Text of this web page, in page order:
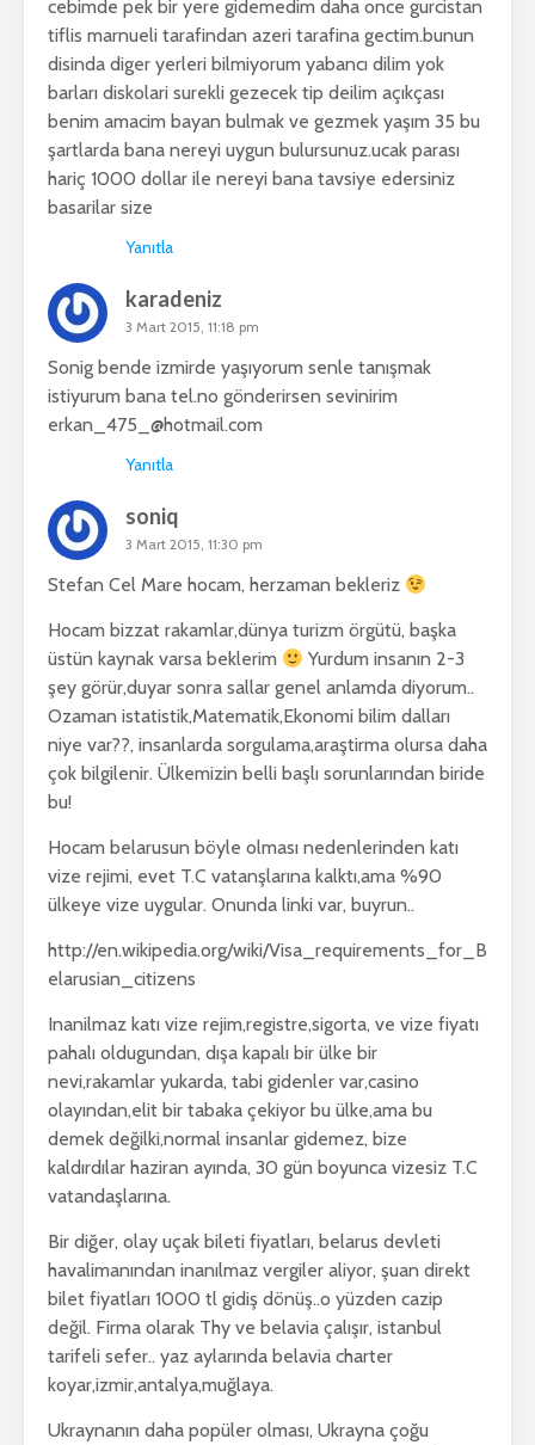
cebimde pek bir yere gidemedim daha once gurcistan
tiflis marnueli tarafindan azeri tarafina gectim.bunun
disinda diger yerleri bilmiyorum yabancı dilim yok
barları diskolari surekli gezecek tip deilim açıkçası
benim amacim bayan bulmak ve gezmek yaşım 35 bu
şartlarda bana nereyi uygun bulursunuz.ucak parası
hariç 1000 dollar ile nereyi bana tavsiye edersiniz
basarilar size
Yanıtla
karadeniz
3 Mart 2015, 11:18 pm
Sonig bende izmirde yaşıyorum senle tanışmak
istiyurum bana tel.no gönderirsen sevinirim
erkan_475_@hotmail.com
Yanıtla
soniq
3 Mart 2015, 11:30 pm
Stefan Cel Mare hocam, herzaman bekleriz
Hocam bizzat rakamlar,dünya turizm örgütü, başka
üstün kaynak varsa beklerim
Yurdum insanın 2-3
şey görür,duyar sonra sallar genel anlamda diyorum..
Ozaman istatistik,Matematik,Ekonomi bilim dalları
niye var??, insanlarda sorgulama,araştirma olursa daha
çok bilgilenir. Ülkemizin belli başlı sorunlarından biride
bu!
Hocam belarusun böyle olması nedenlerinden katı
vize rejimi, evet T.C vatanşlarına kalktı,ama %90
ülkeye vize uygular. Onunda linki var, buyrun..
http://en.wikipedia.org/wiki/Visa_requirements_for_B
elarusian_citizens
Inanilmaz katı vize rejim,registre,sigorta, ve vize fiyatı
pahalı oldugundan, dışa kapalı bir ülke bir
nevi,rakamlar yukarda, tabi gidenler var,casino
olayından,elit bir tabaka çekiyor bu ülke,ama bu
demek değilki,normal insanlar gidemez, bize
kaldırdılar haziran ayında, 30 gün boyunca vizesiz T.C
vatandaşlarına.
Bir diğer, olay uçak bileti fiyatları, belarus devleti
havalimanından inanılmaz vergiler aliyor, şuan direkt
bilet fiyatları 1000 tl gidiş dönüş..o yüzden cazip
değil. Firma olarak Thy ve belavia çalışır, istanbul
tarifeli sefer.. yaz aylarında belavia charter
koyar,izmir,antalya,muğlaya.
Ukraynanın daha popüler olması, Ukrayna çoğu